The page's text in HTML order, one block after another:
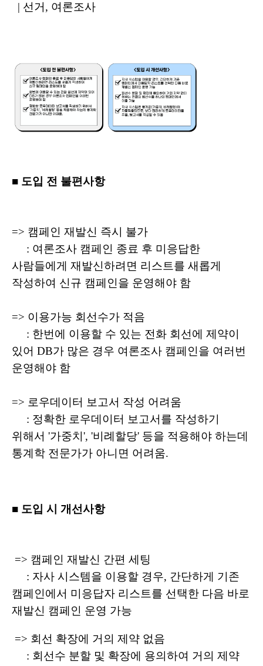
| 선거, 여론조사
■ 도입 전 불편사항
=> 캠페인 재발신 즉시 불가
: 여론조사 캠페인 종료 후 미응답한
사람들에게 재발신하려면 리스트를 새롭게
작성하여 신규 캠페인을 운영해야 함
=> 이용가능 회선수가 적음
: 한번에 이용할 수 있는 전화 회선에 제약이
있어 DB가 많은 경우 여론조사 캠페인을 여러번
운영해야 함
=> 로우데이터 보고서 작성 어려움
: 정확한 로우데이터 보고서를 작성하기
위해서 '가중치', '비례할당' 등을 적용해야 하는데
통계학 전문가가 아니면 어려움.
■ 도입 시 개선사항
=> 캠페인 재발신 간편 세팅
: 자사 시스템을 이용할 경우, 간단하게 기존
캠페인에서 미응답자 리스트를 선택한 다음 바로
재발신 캠페인 운영 가능
=> 회선 확장에 거의 제약 없음
: 회선수 분할 및 확장에 용의하여 거의 제약